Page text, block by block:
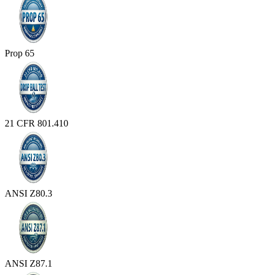
Prop 65
21 CFR 801.410
ANSI Z80.3
ANSI Z87.1